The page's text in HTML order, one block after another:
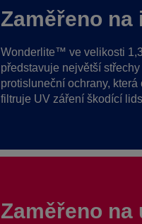
Zaměřeno na
Wonderlite™ ve velikosti
představuje největší
protisluneční ochrany,
filtruje UV záření škodící
Zaměřeno